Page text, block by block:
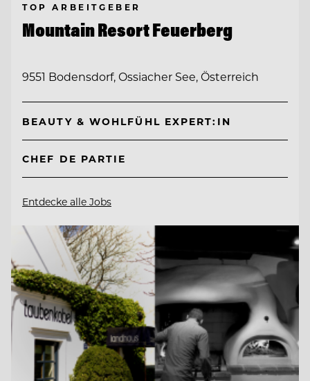
TOP ARBEITGEBER
Mountain Resort Feuerberg
9551 Bodensdorf, Ossiacher See, Österreich
BEAUTY & WOHLFÜHL EXPERT:IN
CHEF DE PARTIE
Entdecke alle Jobs